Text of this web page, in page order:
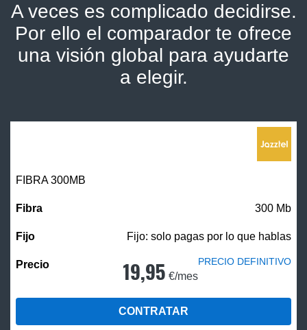
A veces es complicado decidirse.
Por ello el comparador te ofrece
una visión global para ayudarte
a elegir.
FIBRA 300MB
300 Mb
Fijo: solo pagas por lo que hablas
19,95 €/mes
PRECIO DEFINITIVO
CONTRATAR